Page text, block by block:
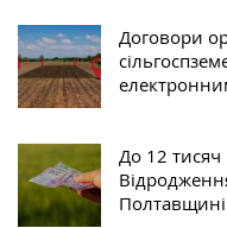
Договори
До 12 тисяч
Полтавщині